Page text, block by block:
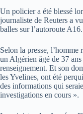
Un policier a été blessé
journaliste de Reuters a
balles sur l’autoroute A16.
Selon la presse, l’homme
un Algérien âgé de 37
renseignement. Et son
les Yvelines, ont été
des informations qui
investigations en cours ».